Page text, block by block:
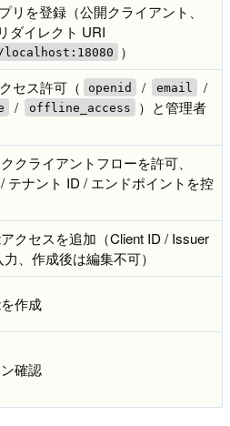
リを登録（公開クライアント、
ダイレクト URI
）
セス許可（ openid / email /
/ offline_access
）と管理者
クライアントフローを許可、
テナント ID / エンドポイントを控
クセスを追加（Client ID / Issuer
、作成後は編集不可）
作成
確認